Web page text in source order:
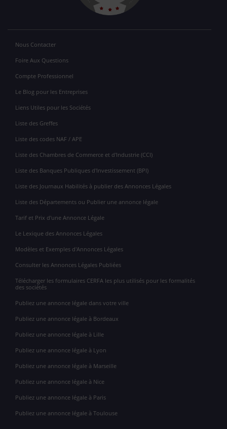
Nous Contacter
Foire Aux Questions
Compte Professionnel
Le Blog pour les Entreprises
Liens Utiles pour les Sociétés
Liste des Greffes
Liste des codes NAF / APE
Liste des Chambres de Commerce et d'Industrie (CCI)
Liste des Banques Publiques d'Investissement (BPI)
Liste des Journaux Habilités à publier des Annonces Légales
Liste des Départements ou Publier une annonce légale
Tarif et Prix d'une Annonce Légale
Le Lexique des Annonces Légales
Modèles et Exemples d'Annonces Légales
Consulter les Annonces Légales Publiées
Télécharger les formulaires CERFA les plus utilisés pour les formalités
des sociétés
Publiez une annonce légale dans votre ville
Publiez une annonce légale à Bordeaux
Publiez une annonce légale à Lille
Publiez une annonce légale à Lyon
Publiez une annonce légale à Marseille
Publiez une annonce légale à Nice
Publiez une annonce légale à Paris
Publiez une annonce légale à Toulouse